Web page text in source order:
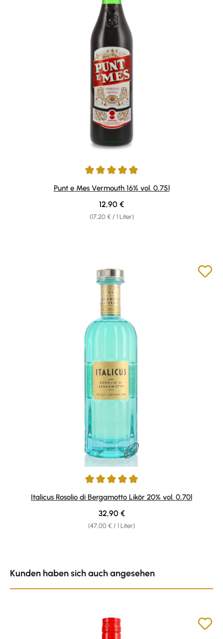
Durchschnittliche Bewertung von 4.9 von 5 Sternen
Punt e Mes Vermouth 16% vol. 0,75l
(17,20 € / 1 Liter)
Regulärer Preis:
12,90 €
Durchschnittliche Bewertung von 4.92 von 5 Sternen
Italicus Rosolio di Bergamotto Likör 20% vol. 0,70l
(47,00 € / 1 Liter)
Regulärer Preis:
32,90 €
Kunden haben sich auch angesehen